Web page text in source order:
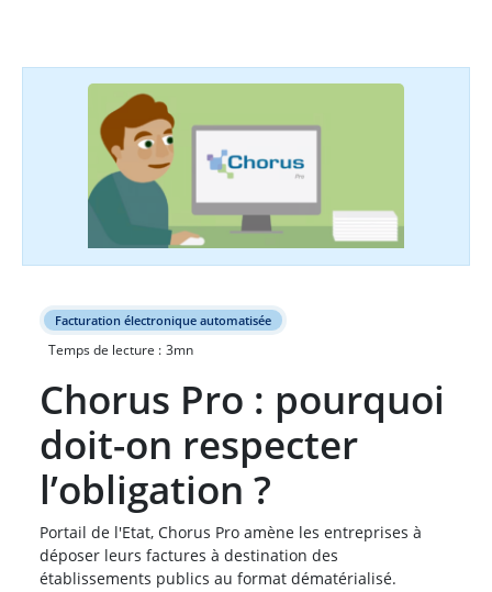
Facturation électronique automatisée
Temps de lecture : 3mn
Chorus Pro : pourquoi
doit-on respecter
l’obligation ?
Portail de l'Etat, Chorus Pro amène les entreprises à
déposer leurs factures à destination des
établissements publics au format dématérialisé.